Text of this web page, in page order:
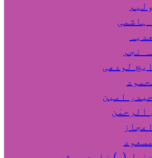
ہاشمی
نجم
لودھی
امین
الرحمٰن